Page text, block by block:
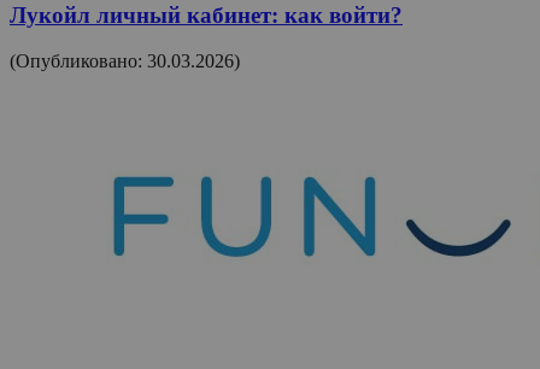
Лукойл личный кабинет: как войти?
(Опубликовано: 30.03.2026)